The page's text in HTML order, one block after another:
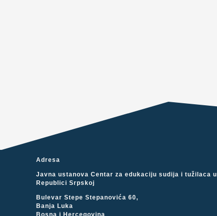
Adresa
Javna ustanova Centar za edukaciju sudija i tužilaca u
Republici Srpskoj
Bulevar Stepe Stepanovića 60,
Banja Luka